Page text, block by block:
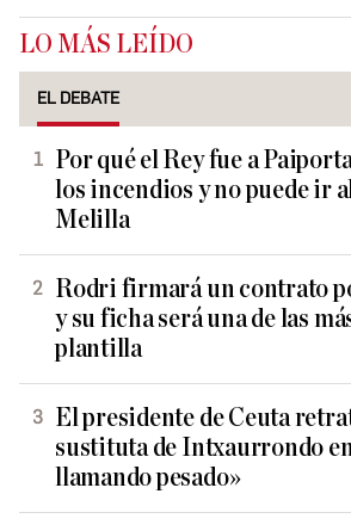
LO MÁS LEÍDO
EL DEBATE
Por qué el Rey fue a
los incendios y no puede ir
Melilla
Rodri firmará un contrato
y su ficha será una de las
plantilla
El presidente de Ceuta
sustituta de Intxaurrondo
llamando pesado»